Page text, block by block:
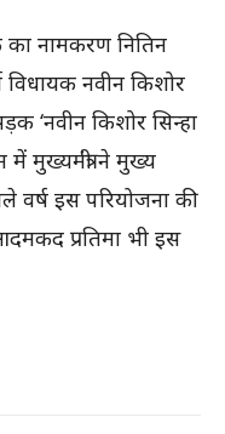
नामकरण नितिन
विधायक नवीन किशोर
‘नवीन किशोर सिन्हा
में मुख्यमंत्री ने मुख्य
वर्ष इस परियोजना की
प्रतिमा भी इस